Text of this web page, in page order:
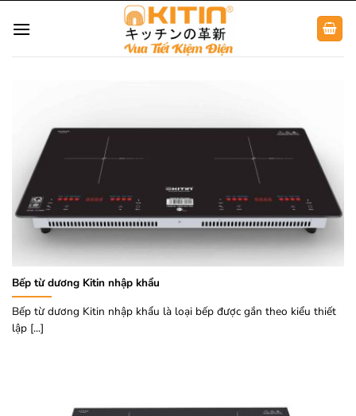
đến
Bếp từ dương Kitin nhập khẩu
Bếp từ dương Kitin nhập khẩu là loại bếp được gắn theo kiểu thiết
lập [...]